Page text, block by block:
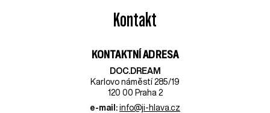
Kontakt
KONTAKTNÍ ADRESA
DOC.DREAM​
Karlovo náměstí 285/19
120 00 Praha 2
e-mail: info@ji-hlava.cz